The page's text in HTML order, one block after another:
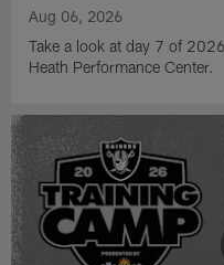
Aug 06, 2026
Take a look at day 7 of
Heath Performance Center.